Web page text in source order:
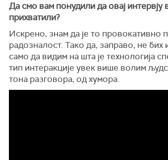
Да смо вам понудили да овај интервју
прихватили?
Искрено, знам да је то провокативно
радозналост. Тако да, заправо, не
само да видим на шта је технологија
тип интеракције увек више волим
тона разговора, од хумора.